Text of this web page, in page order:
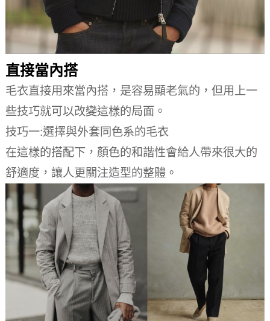
直接當內搭
毛衣直接用來當內搭，是容易顯老氣的，但用上一
些技巧就可以改變這樣的局面。
技巧一:選擇與外套同色系的毛衣
在這樣的搭配下，顏色的和諧性會給人帶來很大的
舒適度，讓人更關注造型的整體。